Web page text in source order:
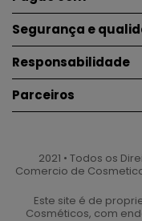
Segurança e
Responsabilidade
Parceiros
2021 • Todos os
Comercio de
Este site é de
Cosméticos, com